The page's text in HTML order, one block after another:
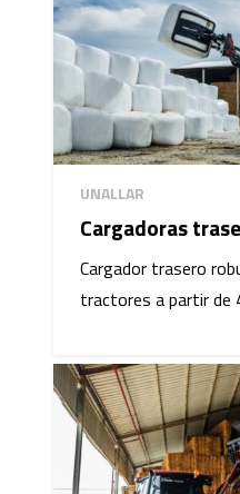
UNALLAR
Cargadoras
Cargador trasero
tractores a partir de